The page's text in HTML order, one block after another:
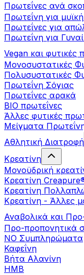
Πρωτεΐνες ανά
Πρωτεΐνη για
Πρωτεΐνες για
Πρωτεΐνη για
Vegan και φυτικές
Μονοσυστατικές
Πολυσυστατικές
Πρωτεΐνη Σόγιας
Πρωτεΐνες αρακά
ΒIO πρωτεΐνες
Άλλες φυτικές
Μείγματα
Αθλητική Διατροφή
Κρεατίνη
Μονοϋδρική
Κρεατίνη
Κρεατίνη
Κρεατίνη - Άλλες
Αναβολικά και
Προ-προπονητικά
ΝΟ Συμπληρώματα
Καφεΐνη
Βήτα Αλανίνη
HMB